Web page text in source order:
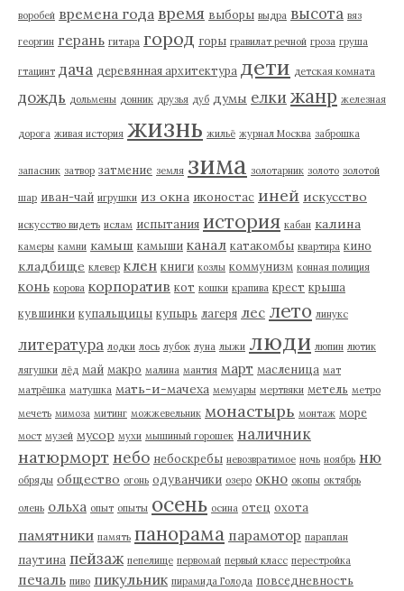
воробей времена года время выборы выдра высота вяз
георгин герань гитара город горы гравилат речной гроза груша
гтацинт дача деревянная архитектура дети детская комната
дождь дольмены донник друзья дуб думы елки жанр железная
дорога живая история жизнь жильё журнал Москва заброшка
запасник затвор затмение земля зима золотарник золото золотой
шар иван-чай игрушки из окна иконостас иней искусство
искусство видеть ислам испытания история кабан калина
камеры камни камыш камыши канал катакомбы квартира кино
кладбище клевер клен книги козлы коммунизм конная полиция
конь корова корпоратив кот кошки крапива крест крыша
кувшинки купальщицы купырь лагеря лес лето линукс
литература лодки лось лубок луна лыжи люди люпин лютик
лягушки лёд май макро малина мантия март масленица мат
матрёшка матушка мать-и-мачеха мемуары мертвяки метель метро
мечеть мимоза митинг можжевельник монастырь монтаж море
мост музей мусор мухи мышиный горошек наличник
натюрморт небо небоскребы невозвратимое ночь ноябрь ню
обряды общество огонь одуванчики озеро окно окопы октябрь
олень ольха опыт опыты осень осина отец охота
памятники память панорама парамотор параплан
паутина пейзаж пепелище первомай первый класс перестройка
печаль пиво пикульник пирамида Голода повседневность